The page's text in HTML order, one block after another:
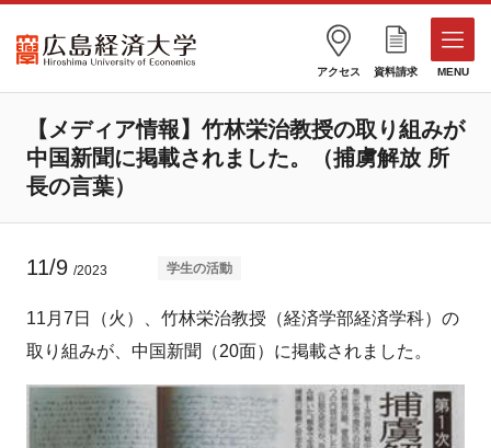
アクセス 資料請求 MENU
【メディア情報】竹林栄治教授の取り組みが
中国新聞に掲載されました。（捕虜解放 所
長の言葉）
11/9 /2023 学生の活動
11月7日（火）、竹林栄治教授（経済学部経済学科）の
取り組みが、中国新聞（20面）に掲載されました。